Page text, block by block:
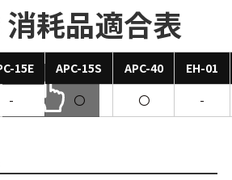
耗品適合表
15E APC-15S APC-40
EH-01
- 〇 〇 -